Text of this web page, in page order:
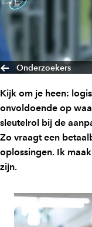
Onderzoekers
Kijk om je heen:
onvoldoende op
sleutelrol bij de
Zo vraagt een
oplossingen. Ik
zijn.